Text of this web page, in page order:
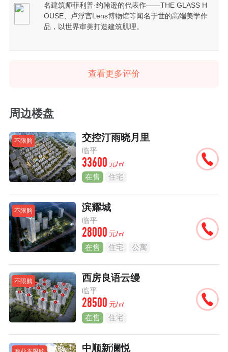
名建筑师菲利普·约翰逊的代表作——THE GLASS H
OUSE、卢浮宫Lens博物馆等闻名于世的高端美学作
品，以世界审美打造建筑肌理。
查看更多评价
周边楼盘
不限购 交控汀雨晓月里
临平
33600 元/㎡
在售 住宅
不限购 滨耀城
临平
28000 元/㎡
在售 住宅 公寓
不限购 西房良语云缦
临平
28500 元/㎡
在售 住宅
中顺新澜悦